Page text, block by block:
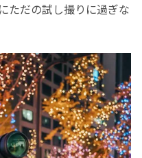
ただの試し撮りに過ぎな